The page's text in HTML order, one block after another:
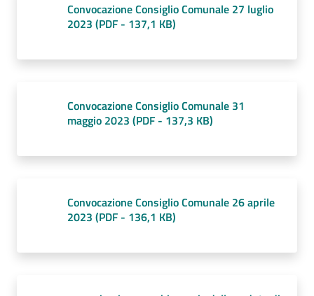
Convocazione Consiglio Comunale 27 luglio
2023 (PDF - 137,1 KB)
Convocazione Consiglio Comunale 31
maggio 2023 (PDF - 137,3 KB)
Convocazione Consiglio Comunale 26 aprile
2023 (PDF - 136,1 KB)